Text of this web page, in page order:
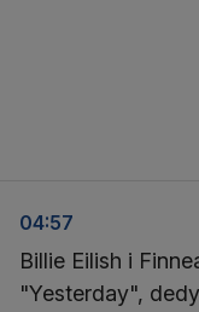
04:57
Billie Eilish i
"Yesterday",